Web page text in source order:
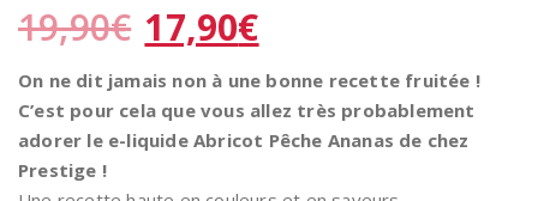
19,90€ Le
prix
initial
était :
19,90€.
17,90€
actuel
est :
17,90€.
On ne dit jamais non à une bonne recette fruitée !
C’est pour cela que vous allez très probablement
adorer le e-liquide Abricot Pêche Ananas de chez
Prestige !